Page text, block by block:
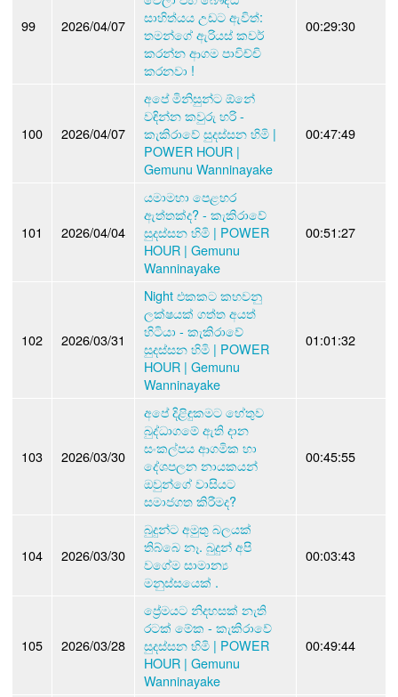
99 2026/04/07
සාහිත්යය උඩට ඇවිත්:
තමන්ගේ ඇරියස් කවර්
කරන්න ආගම පාවිච්චි
කරනවා !
00:29:30
100 2026/04/07
අපේ මිනිසුන්ට ඕනේ
වඳින්න කවුරු හරි -
කැකිරාවේ සුදස්සන හිමි |
POWER HOUR |
Gemunu Wanninayake
00:47:49
101 2026/04/04
යමාමහා පෙළහර
ඇත්තක්ද? - කැකිරාවේ
සුදස්සන හිමි | POWER
HOUR | Gemunu
Wanninayake
00:51:27
102 2026/03/31
Night එකකට කහවනු
ලක්ෂයක් ගත්ත අයත්
හිටියා - කැකිරාවේ
සුදස්සන හිමි | POWER
HOUR | Gemunu
Wanninayake
01:01:32
103 2026/03/30
අපේ දිළිඳුකමට හේතුව
බුද්ධාගමේ ඇති දාන
සංකල්පය ආගමික හා
දේශපලන නායකයන්
ඔවුන්ගේ වාසියට
සමාජගත කිරීමද?
00:45:55
104 2026/03/30
බුදුන්ට අමුතු බලයක්
තිබ්බෙ නෑ. බුදුන් අපි
වගේම සාමාන්‍ය
මනුස්සයෙක් .
00:03:43
105 2026/03/28
ප්‍රේමයට නිදහසක් නැති
රටක් මේක - කැකිරාවේ
සුදස්සන හිමි | POWER
HOUR | Gemunu
Wanninayake
00:49:44